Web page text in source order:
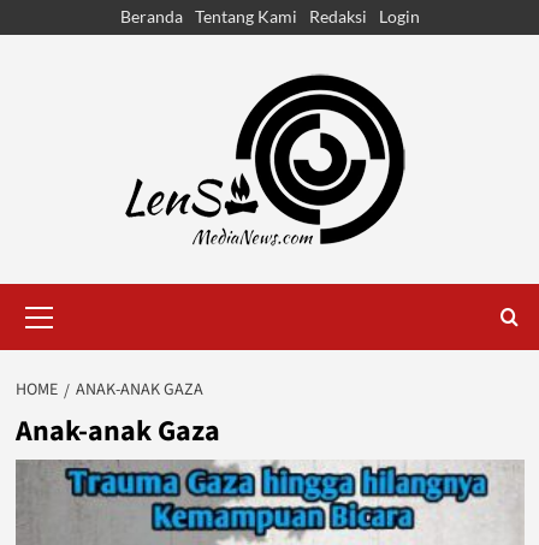
Beranda Tentang Kami Redaksi Login
Menu
HOME ANAK-ANAK GAZA
Anak-anak Gaza